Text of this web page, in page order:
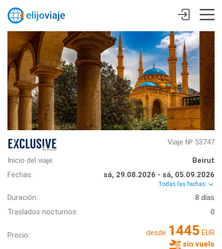
Viaje № 53747
Inicio del viaje:
Beirut
Fechas:
sá, 29.08.2026 - sá, 05.09.2026
Todas las fechas
Duración:
8 días
Traslados nocturnos:
0
Precio: desde 1445 EUR
sin vuelo